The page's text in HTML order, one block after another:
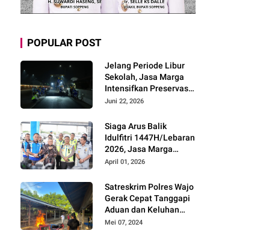
POPULAR POST
Jelang Periode Libur
Sekolah, Jasa Marga
Intensifkan Preservasi
Rutin Jalan Tol untuk
Keamanan dan
Kenyamanan
Perjalanan
Juni 22, 2026
Siaga Arus Balik
Idulfitri 1447H/Lebaran
2026, Jasa Marga
Pastikan Kesiapan
Pemudik Gunakan Rest
Area Alternatif
April 01, 2026
Satreskrim Polres Wajo
Gerak Cepat Tanggapi
Aduan dan Keluhan
Masyarakat Soal Aksi
Mei 07, 2024